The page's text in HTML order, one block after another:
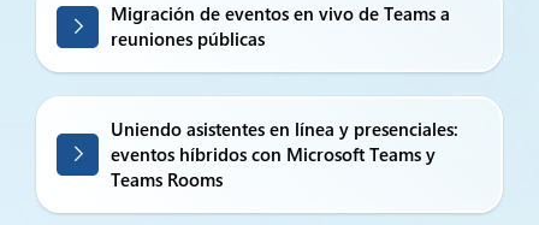
Migración de eventos en vivo de Teams a
reuniones públicas
Uniendo asistentes en línea y presenciales:
eventos híbridos con Microsoft Teams y
Teams Rooms